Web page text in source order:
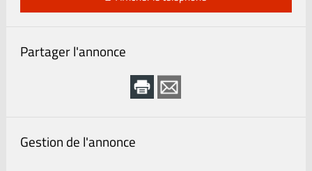
Partager l'annonce
Gestion de l'annonce